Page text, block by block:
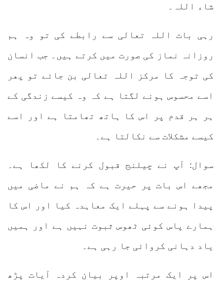
شاء اللہ۔
رہی بات اللہ تعالی سے رابطے کی تو وہ ہم
روزانہ نماز کی صورت میں کرتے ہیں۔ جب انسان
کی توجہ کا مرکز اللہ تعالی بن جائے تو پھر
اسے محسوس ہونے لگتا ہے کہ وہ کیسے زندگی کے
ہر ہر قدم پر اس کا ہاتھ تھامتا ہے اور اسے
کیسے مشکلات سے نکالتا ہے۔
سوال: آپ نے چیلنج قبول کرنے کا لکھا ہے۔
مجھے اس بات پر حیرت ہے کہ ہم نے ماضی میں
پیدا ہونے سے پہلے ایک معاہدہ کیا اور اس کا
ہمارے پاس کوئی ٹھوس ثبوت نہیں ہے اور ہمیں
یاد دہانی کروائی جا رہی ہے۔
اس پر ایک مرتبہ اوپر بیان کردہ آیات پڑھ